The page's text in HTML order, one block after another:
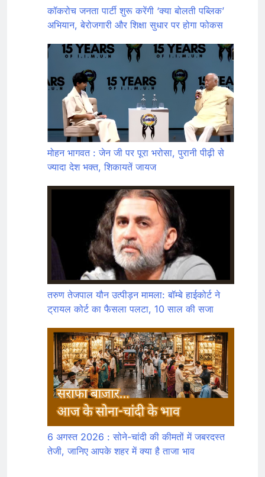
कॉकरोच जनता पार्टी शुरू करेंगी ‘क्या बोलती पब्लिक’
अभियान, बेरोजगारी और शिक्षा सुधार पर होगा फोकस
मोहन भागवत : जेन जी पर पूरा भरोसा, पुरानी पीढ़ी से
ज्यादा देश भक्त, शिकायतें जायज
तरुण तेजपाल यौन उत्पीड़न मामला: बॉम्बे हाईकोर्ट ने
ट्रायल कोर्ट का फैसला पलटा, 10 साल की सजा
6 अगस्त 2026 : सोने-चांदी की कीमतों में जबरदस्त
तेजी, जानिए आपके शहर में क्या है ताजा भाव